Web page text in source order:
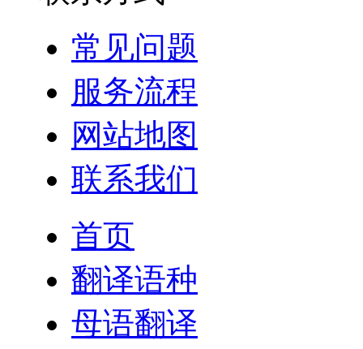
常见问题
服务流程
网站地图
联系我们
首页
翻译语种
母语翻译